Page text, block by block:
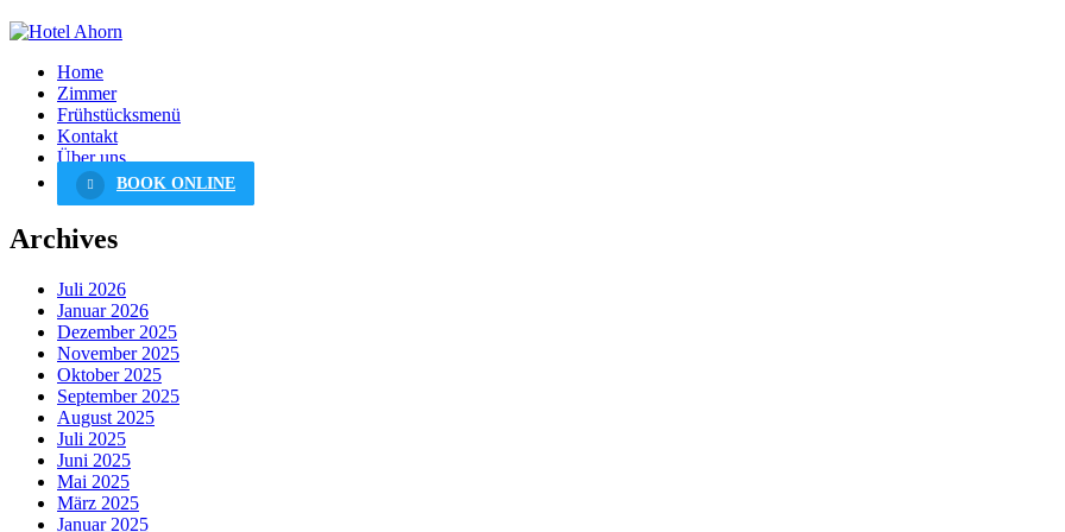
Home
Zimmer
Frühstücksmenü
Kontakt
Über uns
BOOK ONLINE
Archives
Juli 2026
Januar 2026
Dezember 2025
November 2025
Oktober 2025
September 2025
August 2025
Juli 2025
Juni 2025
Mai 2025
März 2025
Januar 2025